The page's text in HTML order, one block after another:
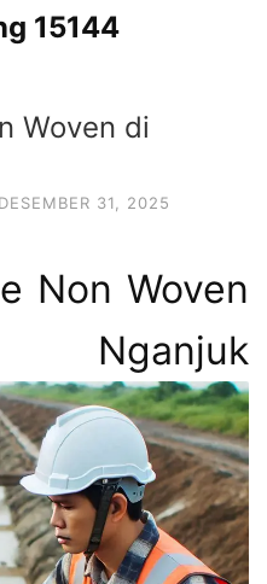
15144
Woven di
DESEMBER 31, 2025
Non Woven